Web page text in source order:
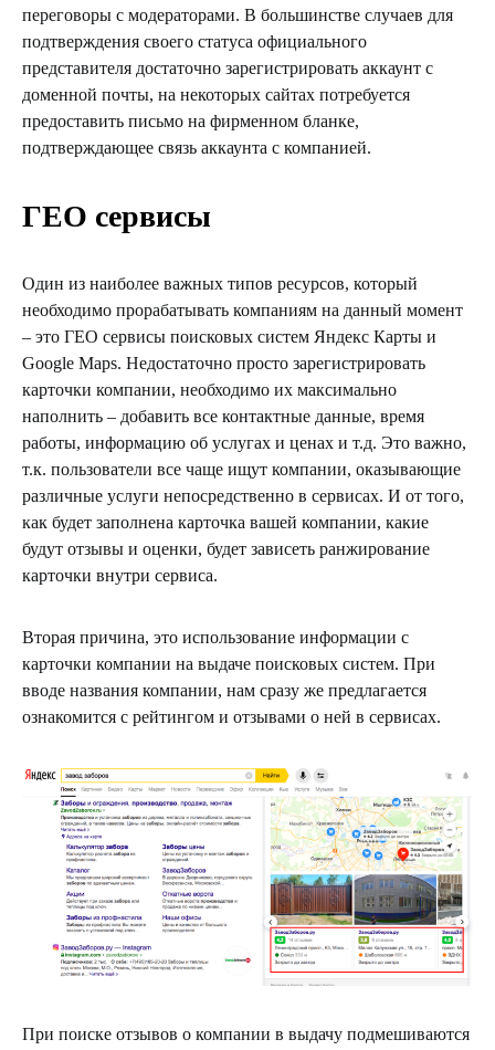
переговоры с модераторами. В большинстве случаев для
подтверждения своего статуса официального
представителя достаточно зарегистрировать аккаунт с
доменной почты, на некоторых сайтах потребуется
предоставить письмо на фирменном бланке,
подтверждающее связь аккаунта с компанией.
ГЕО сервисы
Один из наиболее важных типов ресурсов, который
необходимо прорабатывать компаниям на данный момент
– это ГЕО сервисы поисковых систем Яндекс Карты и
Google Maps. Недостаточно просто зарегистрировать
карточки компании, необходимо их максимально
наполнить – добавить все контактные данные, время
работы, информацию об услугах и ценах и т.д. Это важно,
т.к. пользователи все чаще ищут компании, оказывающие
различные услуги непосредственно в сервисах. И от того,
как будет заполнена карточка вашей компании, какие
будут отзывы и оценки, будет зависеть ранжирование
карточки внутри сервиса.
Вторая причина, это использование информации с
карточки компании на выдаче поисковых систем. При
вводе названия компании, нам сразу же предлагается
ознакомится с рейтингом и отзывами о ней в сервисах.
При поиске отзывов о компании в выдачу подмешиваются